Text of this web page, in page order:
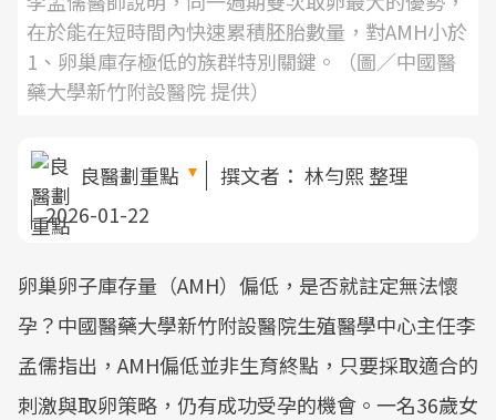
在於能在短時間內快速累積胚胎數量，對AMH小於
1、卵巢庫存極低的族群特別關鍵。（圖／中國醫
藥大學新竹附設醫院 提供）
良醫劃重點 撰文者： 林勻熙 整理
2026-01-22
卵巢卵子庫存量（AMH）偏低，是否就註定無法懷
孕？中國醫藥大學新竹附設醫院生殖醫學中心主任李
孟儒指出，AMH偏低並非生育終點，只要採取適合的
刺激與取卵策略，仍有成功受孕的機會。一名36歲女